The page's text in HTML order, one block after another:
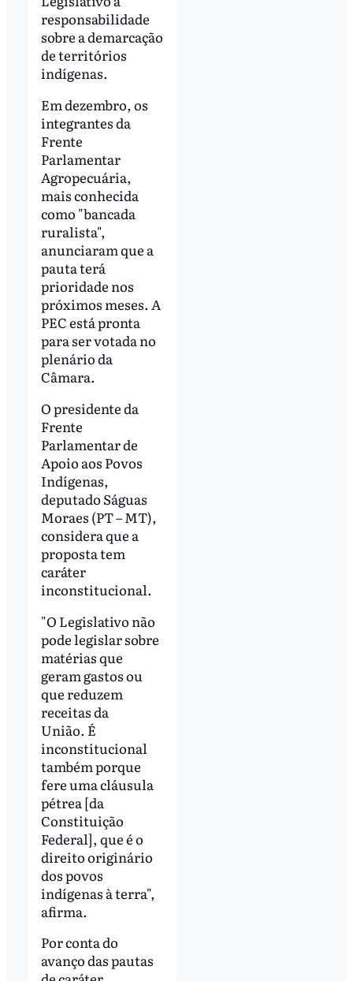
responsabilidade
sobre a demarcação
de territórios
indígenas.
Em dezembro, os
integrantes da
Frente
Parlamentar
Agropecuária,
mais conhecida
como "bancada
ruralista",
anunciaram que a
pauta terá
prioridade nos
próximos meses. A
PEC está pronta
para ser votada no
plenário da
Câmara.
O presidente da
Frente
Parlamentar de
Apoio aos Povos
Indígenas,
deputado Ságuas
Moraes (PT – MT),
considera que a
proposta tem
caráter
inconstitucional.
"O Legislativo não
pode legislar sobre
matérias que
geram gastos ou
que reduzem
receitas da
União. É
inconstitucional
também porque
fere uma cláusula
pétrea [da
Constituição
Federal], que é o
direito originário
dos povos
indígenas à terra",
afirma.
Por conta do
avanço das pautas